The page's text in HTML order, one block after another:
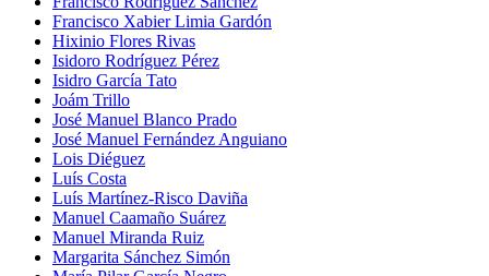
Francisco Xabier Limia Gardón
Hixinio Flores Rivas
Isidoro Rodríguez Pérez
Isidro García Tato
Joám Trillo
José Manuel Blanco Prado
José Manuel Fernández Anguiano
Lois Diéguez
Luís Costa
Luís Martínez-Risco Daviña
Manuel Caamaño Suárez
Manuel Miranda Ruiz
Margarita Sánchez Simón